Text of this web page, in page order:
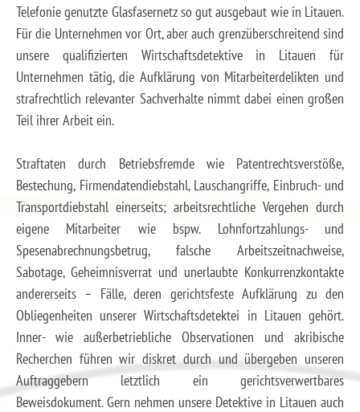
Telefonie genutzte Glasfasernetz so gut ausgebaut wie in Litauen.
Für die Unternehmen vor Ort, aber auch grenzüberschreitend sind
unsere qualifizierten Wirtschaftsdetektive in Litauen für
Unternehmen tätig, die Aufklärung von Mitarbeiterdelikten und
strafrechtlich relevanter Sachverhalte nimmt dabei einen großen
Teil ihrer Arbeit ein.
Straftaten durch Betriebsfremde wie Patentrechtsverstöße,
Bestechung, Firmendatendiebstahl, Lauschangriffe, Einbruch- und
Transportdiebstahl einerseits; arbeitsrechtliche Vergehen durch
eigene Mitarbeiter wie bspw. Lohnfortzahlungs- und
Spesenabrechnungsbetrug, falsche Arbeitszeitnachweise,
Sabotage, Geheimnisverrat und unerlaubte Konkurrenzkontakte
andererseits – Fälle, deren gerichtsfeste Aufklärung zu den
Obliegenheiten unserer Wirtschaftsdetektei in Litauen gehört.
Inner- wie außerbetriebliche Observationen und akribische
Recherchen führen wir diskret durch und übergeben unseren
Auftraggebern letztlich ein gerichtsverwertbares
Beweisdokument. Gern nehmen unsere Detektive in Litauen auch